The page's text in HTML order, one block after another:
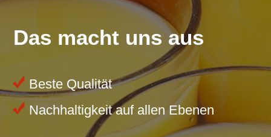
Das macht uns aus
Beste Qualität
Nachhaltigkeit auf allen Ebenen